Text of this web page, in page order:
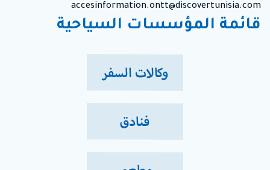
accesinformation.ontt@discovertunisia.com
قائمة المؤسسات السياحية